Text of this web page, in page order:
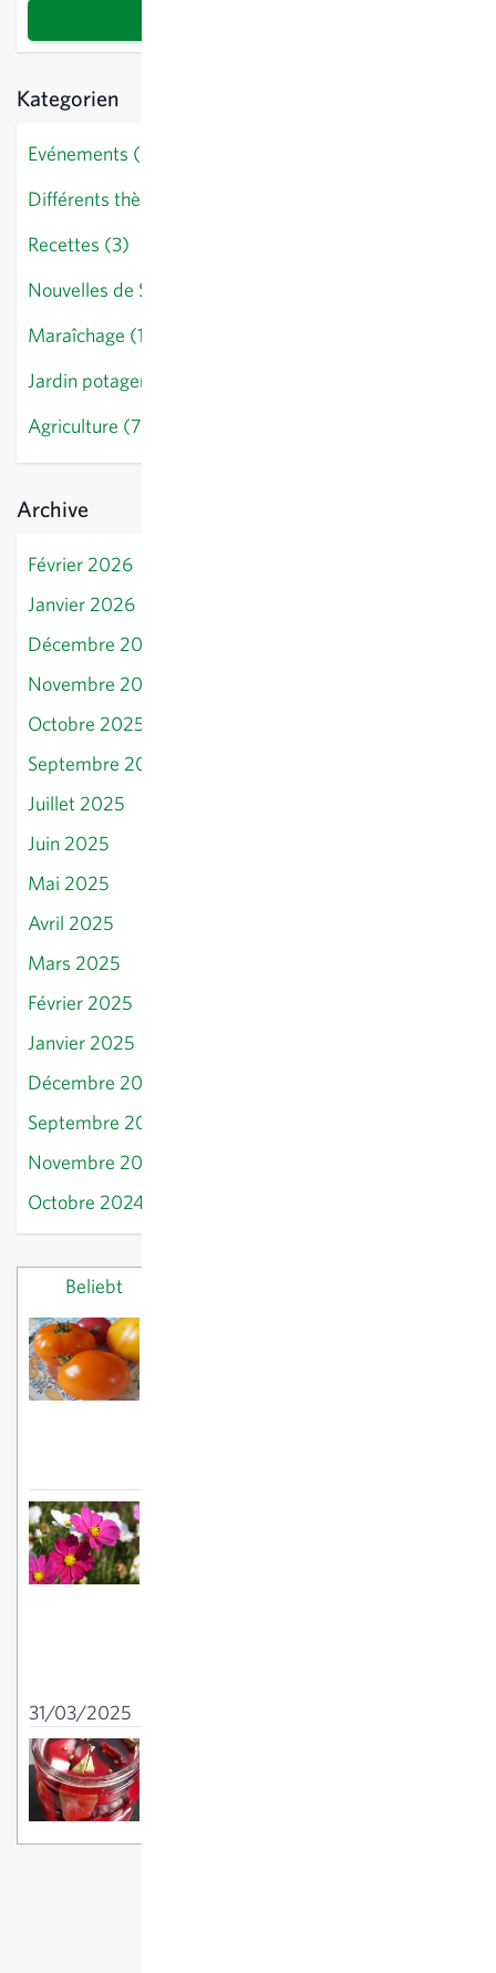
Kategorien
Evénements (0)
Différents thèmes (14)
Recettes (3)
Nouvelles de Sativa (10)
Maraîchage (18)
Jardin potager (28)
Agriculture (7)
Archive
Février 2026
Janvier 2026
Décembre 2025
Novembre 2025
Octobre 2025
Septembre 2025
Juillet 2025
Juin 2025
Mai 2025
Avril 2025
Mars 2025
Février 2025
Janvier 2025
Décembre 2024
Septembre 2024
Novembre 2024
Octobre 2024
Beliebt
31/03/2025